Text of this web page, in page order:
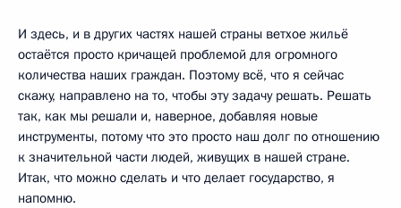
И здесь, и в других частях нашей страны ветхое жильё
остаётся просто кричащей проблемой для огромного
количества наших граждан. Поэтому всё, что я сейчас
скажу, направлено на то, чтобы эту задачу решать. Решать
так, как мы решали и, наверное, добавляя новые
инструменты, потому что это просто наш долг по отношению
к значительной части людей, живущих в нашей стране.
Итак, что можно сделать и что делает государство, я
напомню.